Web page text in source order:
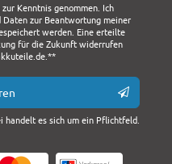
zur Kenntnis genommen. Ich
Daten zur Beantwortung meiner
werden. Eine erteilte
für die Zukunft widerrufen
handelt es sich um ein Pflichtfeld.